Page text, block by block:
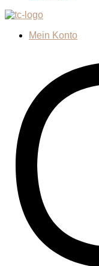
Mein Konto